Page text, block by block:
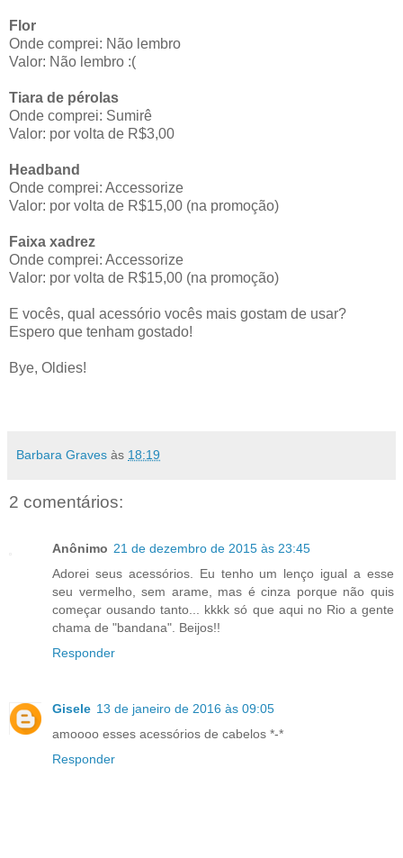
Flor
Onde comprei: Não lembro
Valor: Não lembro :(
Tiara de pérolas
Onde comprei: Sumirê
Valor: por volta de R$3,00
Headband
Onde comprei: Accessorize
Valor: por volta de R$15,00 (na promoção)
Faixa xadrez
Onde comprei: Accessorize
Valor: por volta de R$15,00 (na promoção)
E vocês, qual acessório vocês mais gostam de usar?
Espero que tenham gostado!
Bye, Oldies!
Barbara Graves às 18:19
2 comentários:
Anônimo 21 de dezembro de 2015 às 23:45
Adorei seus acessórios. Eu tenho um lenço igual a esse
seu vermelho, sem arame, mas é cinza porque não quis
começar ousando tanto... kkkk só que aqui no Rio a gente
chama de "bandana". Beijos!!
Responder
Gisele 13 de janeiro de 2016 às 09:05
amoooo esses acessórios de cabelos *-*
Responder